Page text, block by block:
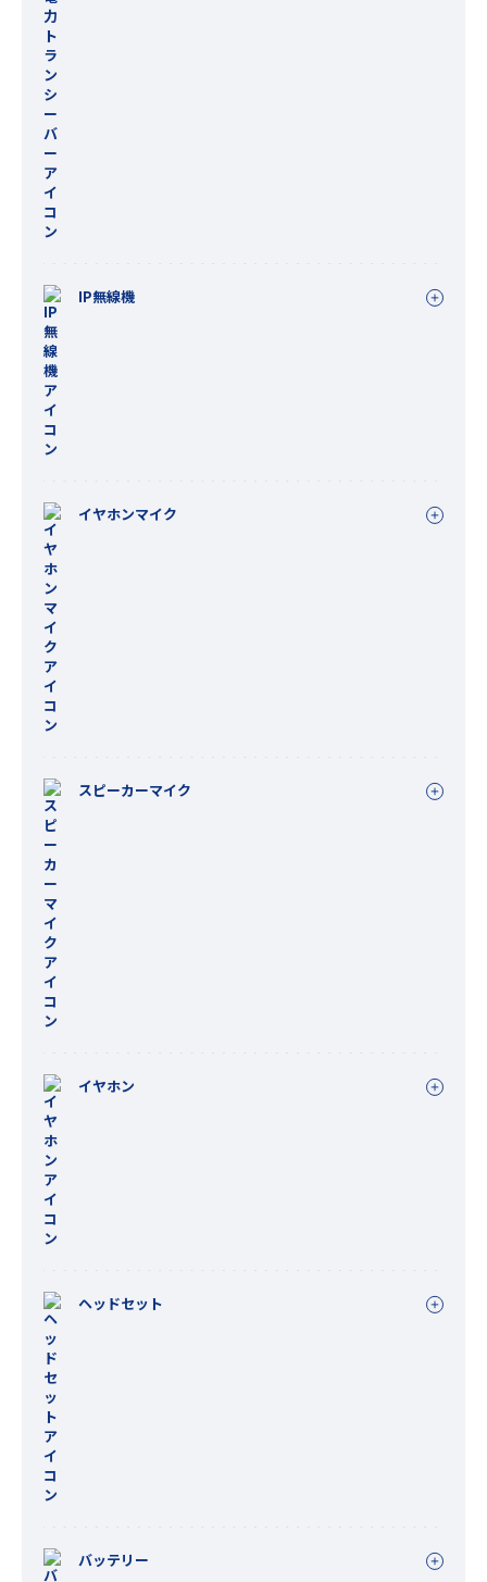
IP無線機
イヤホンマイク
スピーカーマイク
イヤホン
ヘッドセット
バッテリー